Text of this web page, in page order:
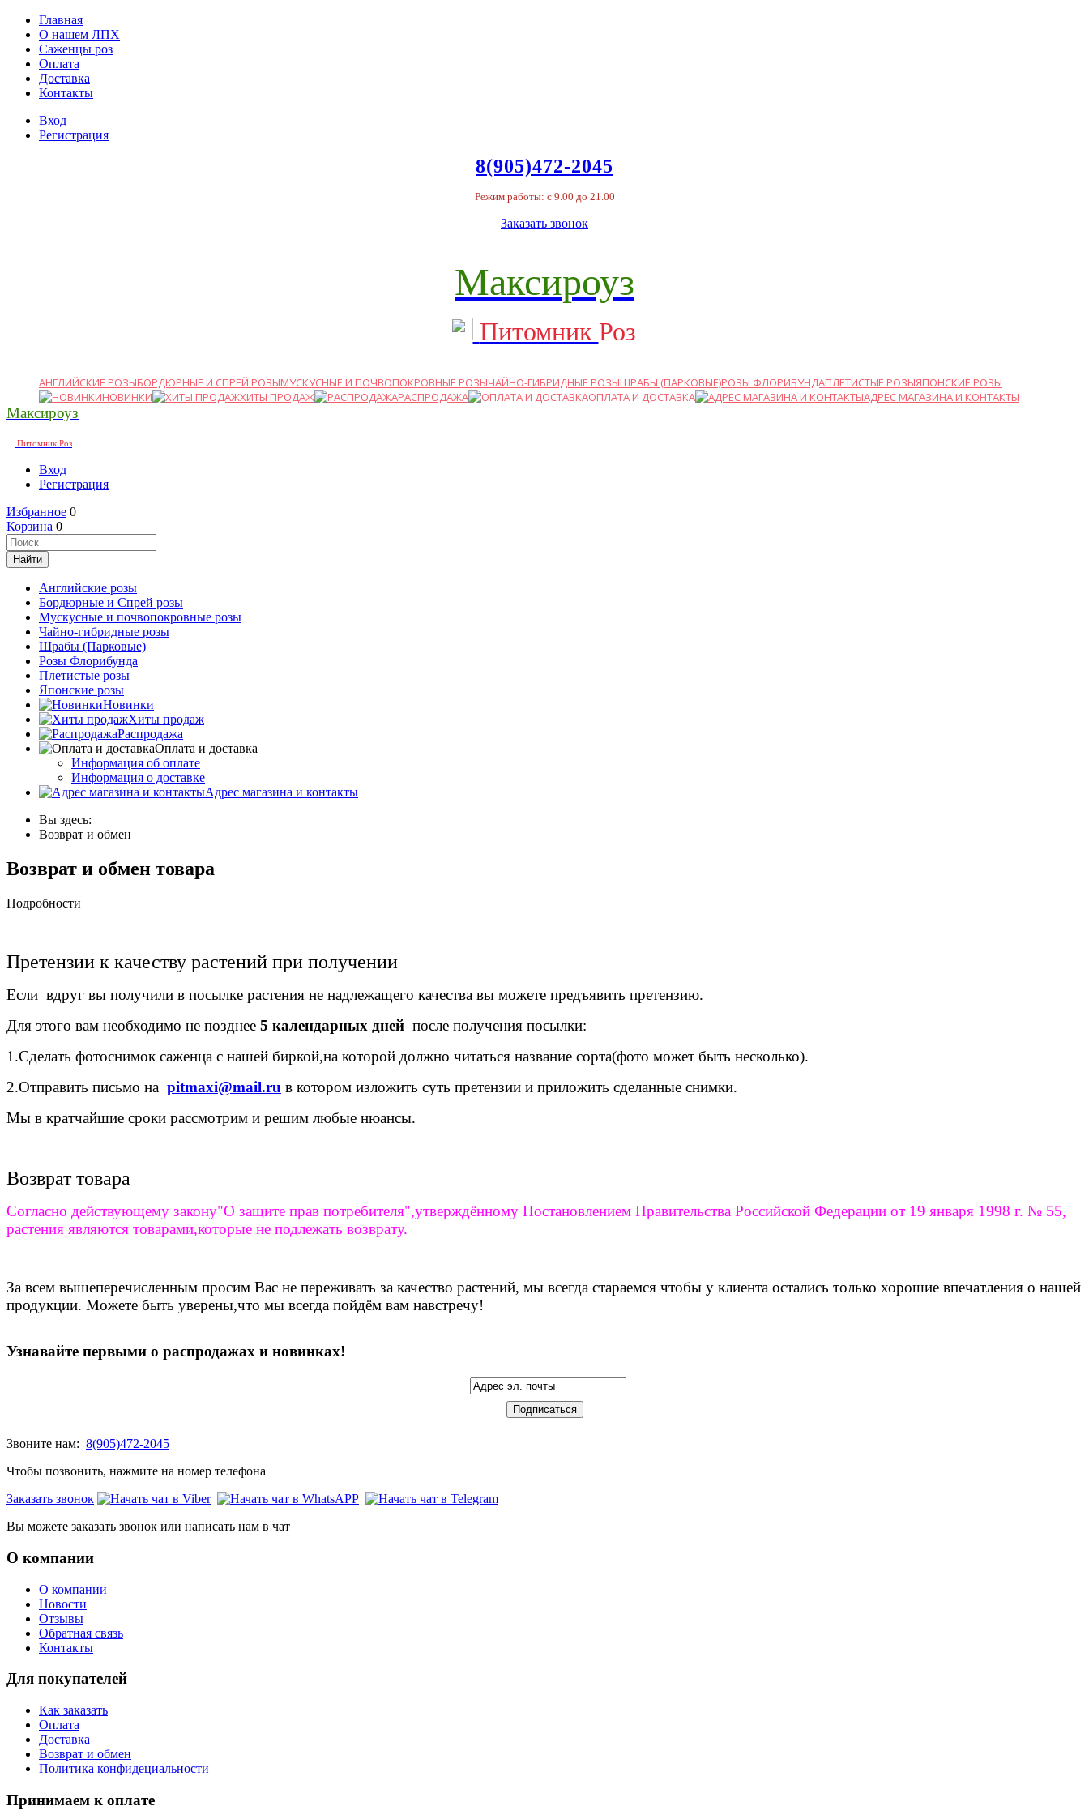
Главная
О нашем ЛПХ
Саженцы роз
Оплата
Доставка
Контакты
Вход
Регистрация
8(905)472-2045
Режим работы: с 9.00 до 21.00
Заказать звонок
Максироуз
Питомник Роз
АНГЛИЙСКИЕ РОЗЫБОРДЮРНЫЕ И СПРЕЙ РОЗЫМУСКУСНЫЕ И ПОЧВОПОКРОВНЫЕ РОЗЫЧАЙНО-ГИБРИДНЫЕ РОЗЫШРАБЫ (ПАРКОВЫЕ)РОЗЫ ФЛОРИБУНДАПЛЕТИСТЫЕ РОЗЫЯПОНСКИЕ РОЗЫ
НОВИНКИ
ХИТЫ ПРОДАЖ РАСПРОДАЖА ОПЛАТА И ДОСТАВКА АДРЕС МАГАЗИНА И КОНТАКТЫ
Максироуз
Питомник Роз
Вход
Регистрация
Избранное 0
Корзина 0
Английские розы
Бордюрные и Спрей розы
Мускусные и почвопокровные розы
Чайно-гибридные розы
Шрабы (Парковые)
Розы Флорибунда
Плетистые розы
Японские розы
Новинки
Хиты продаж
Распродажа
Оплата и доставка
Информация об оплате
Информация о доставке
Адрес магазина и контакты
Вы здесь:
Возврат и обмен
Возврат и обмен товара
Подробности
Претензии к качеству растений при получении
Если вдруг вы получили в посылке растения не надлежащего качества вы можете предъявить претензию.
Для этого вам необходимо не позднее 5 календарных дней после получения посылки:
1.Сделать фотоснимок саженца с нашей биркой,на которой должно читаться название сорта(фото может быть несколько).
2.Отправить письмо на pitmaxi@mail.ru в котором изложить суть претензии и приложить сделанные снимки.
Мы в кратчайшие сроки рассмотрим и решим любые нюансы.
Возврат товара
Согласно действующему закону"О защите прав потребителя",утверждённому Постановлением Правительства Российской Федерации от 19 января 1998 г. № 55,
растения являются товарами,которые не подлежать возврату.
За всем вышеперечисленным просим Вас не переживать за качество растений, мы всегда стараемся чтобы у клиента остались только хорошие впечатления о нашей
продукции. Можете быть уверены,что мы всегда пойдём вам навстречу!
Узнавайте первыми о распродажах и новинках!
Звоните нам: 8(905)472-2045
Чтобы позвонить, нажмите на номер телефона
Заказать звонок
Вы можете заказать звонок или написать нам в чат
О компании
О компании
Новости
Отзывы
Обратная связь
Контакты
Для покупателей
Как заказать
Оплата
Доставка
Возврат и обмен
Политика конфидециальности
Принимаем к оплате